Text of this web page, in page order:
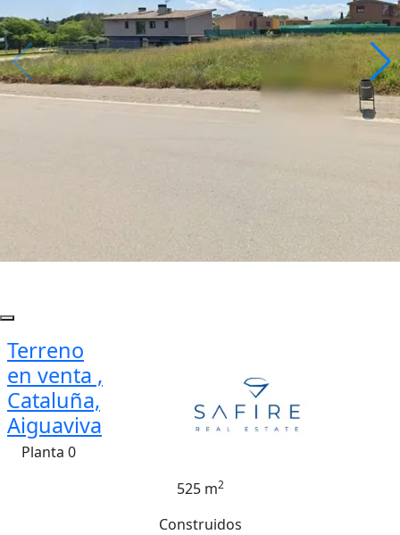
Terreno
en venta ,
Cataluña,
Aiguaviva
Planta 0
525 m2
Construidos